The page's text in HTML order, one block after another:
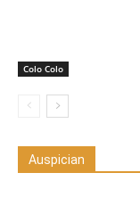
Colo Colo
Auspician